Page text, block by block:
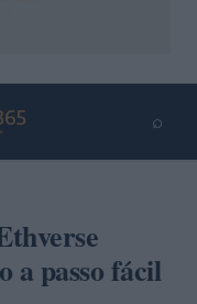
⌕
a passo fácil